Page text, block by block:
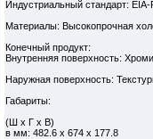
Индустриальный стандарт: EIA-
Материалы: Высокопрочная
Конечный продукт:
Внутренняя поверхность:
Наружная поверхность:
Габариты:
(Ш x Г x В)
в мм: 482.6 x 674 x 177.8